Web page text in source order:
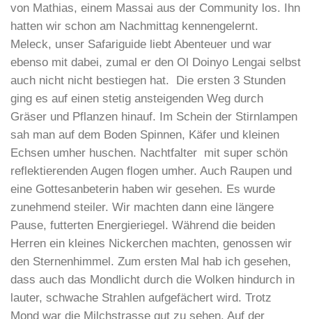
von Mathias, einem Massai aus der Community los. Ihn
hatten wir schon am Nachmittag kennengelernt.
Meleck, unser Safariguide liebt Abenteuer und war
ebenso mit dabei, zumal er den Ol Doinyo Lengai selbst
auch nicht nicht bestiegen hat. Die ersten 3 Stunden
ging es auf einen stetig ansteigenden Weg durch
Gräser und Pflanzen hinauf. Im Schein der Stirnlampen
sah man auf dem Boden Spinnen, Käfer und kleinen
Echsen umher huschen. Nachtfalter mit super schön
reflektierenden Augen flogen umher. Auch Raupen und
eine Gottesanbeterin haben wir gesehen. Es wurde
zunehmend steiler. Wir machten dann eine längere
Pause, futterten Energieriegel. Während die beiden
Herren ein kleines Nickerchen machten, genossen wir
den Sternenhimmel. Zum ersten Mal hab ich gesehen,
dass auch das Mondlicht durch die Wolken hindurch in
lauter, schwache Strahlen aufgefächert wird. Trotz
Mond war die Milchstrasse gut zu sehen. Auf der